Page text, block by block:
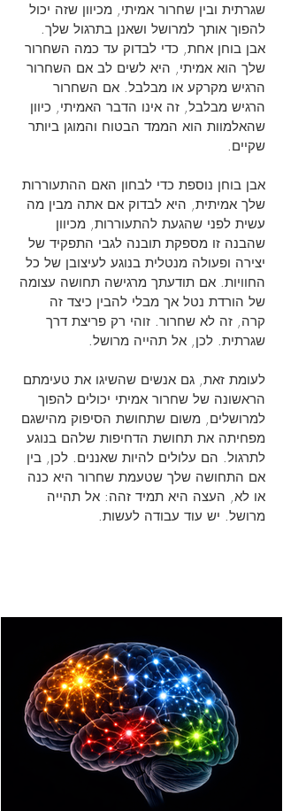
שגרתית ובין שחרור אמיתי, מכיוון שזה יכול
להפוך אותך למרושל ושאנן בתרגול שלך.
אבן בוחן אחת, כדי לבדוק עד כמה השחרור
שלך הוא אמיתי, היא לשים לב אם השחרור
הרגיש מקרקע או מבלבל. אם השחרור
הרגיש מבלבל, זה אינו הדבר האמיתי, כיוון
שהאלמוות הוא הממד הבטוח והמוגן ביותר
שקיים.
אבן בוחן נוספת כדי לבחון האם ההתעוררות
שלך אמיתית, היא לבדוק אם אתה מבין מה
עשית לפני שהגעת להתעוררות, מכיוון
שהבנה זו מספקת תובנה לגבי התפקיד של
יצירה ופעולה מנטלית בנוגע לעיצובן של כל
החוויות. אם תודעתך מרגישה תחושה עצומה
של הורדת נטל אך מבלי להבין כיצד זה
קרה, זה לא שחרור. זוהי רק פריצת דרך
שגרתית. לכן, אל תהייה מרושל.
לעומת זאת, גם אנשים שהשיגו את טעימתם
הראשונה של שחרור אמיתי יכולים להפוך
למרושלים, משום שתחושת הסיפוק מהישגם
מפחיתה את תחושת הדחיפות שלהם בנוגע
לתרגול. הם עלולים להיות שאננים. לכן, בין
אם התחושה שלך שטעמת שחרור היא כנה
או לא, העצה היא תמיד זהה: אל תהייה
מרושל. יש עוד עבודה לעשות.